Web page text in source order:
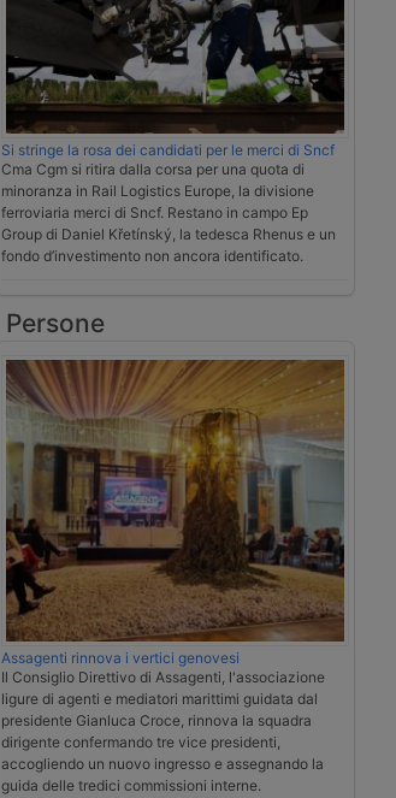
Si stringe la rosa dei candidati per le merci di Sncf
Cma Cgm si ritira dalla corsa per una quota di
minoranza in Rail Logistics Europe, la divisione
ferroviaria merci di Sncf. Restano in campo Ep
Group di Daniel Křetínský, la tedesca Rhenus e un
fondo d’investimento non ancora identificato.
Persone
Assagenti rinnova i vertici genovesi
Il Consiglio Direttivo di Assagenti, l'associazione
ligure di agenti e mediatori marittimi guidata dal
presidente Gianluca Croce, rinnova la squadra
dirigente confermando tre vice presidenti,
accogliendo un nuovo ingresso e assegnando la
guida delle tredici commissioni interne.